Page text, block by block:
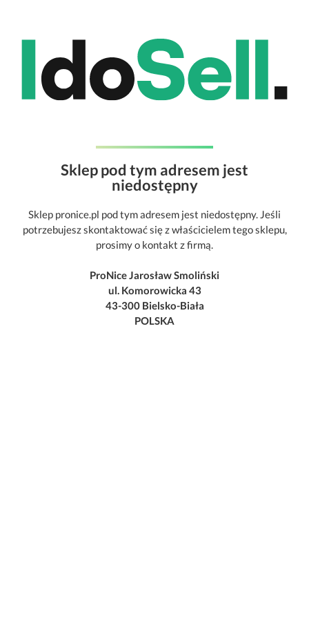
Sklep pod tym adresem jest
niedostępny
Sklep pronice.pl pod tym adresem jest niedostępny. Jeśli
potrzebujesz skontaktować się z właścicielem tego sklepu,
prosimy o kontakt z firmą.
ProNice Jarosław Smoliński
ul. Komorowicka 43
43-300 Bielsko-Biała
POLSKA